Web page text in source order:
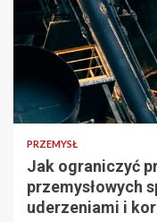
PRZEMYSŁ
Jak ograniczyć
przemysłowych
uderzeniami i